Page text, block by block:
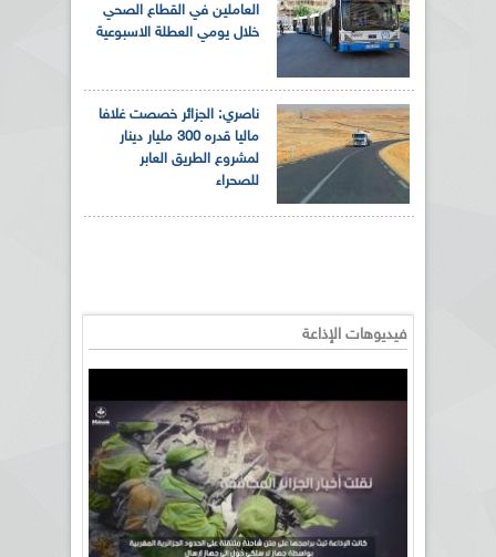
العاملين في القطاع الصحي
خلال يومي العطلة الاسبوعية
ناصري: الجزائر خصصت غلافا
ماليا قدره 300 مليار دينار
لمشروع الطريق العابر
للصحراء
فيديوهات الإذاعة